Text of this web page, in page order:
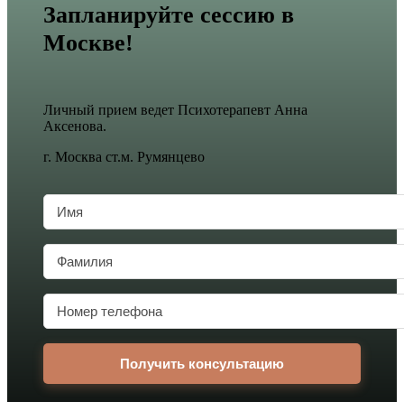
Запланируйте сессию в
Москве!
Личный прием ведет Психотерапевт Анна
Аксенова.
г. Москва ст.м. Румянцево